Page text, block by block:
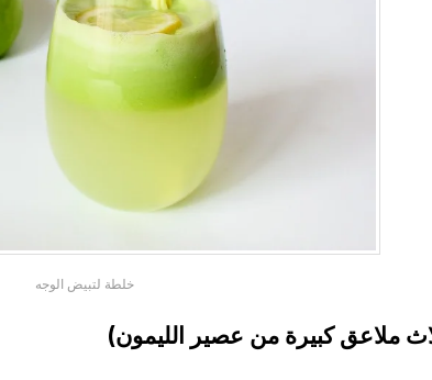
خلطة لتبيض الوجه
ملاعق كبيرة من عصير الليمون)